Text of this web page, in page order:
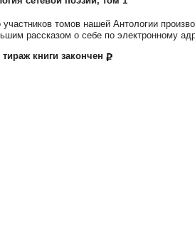
участников томов нашей Антологии
рассказом о себе по электронному
тираж книги закончен